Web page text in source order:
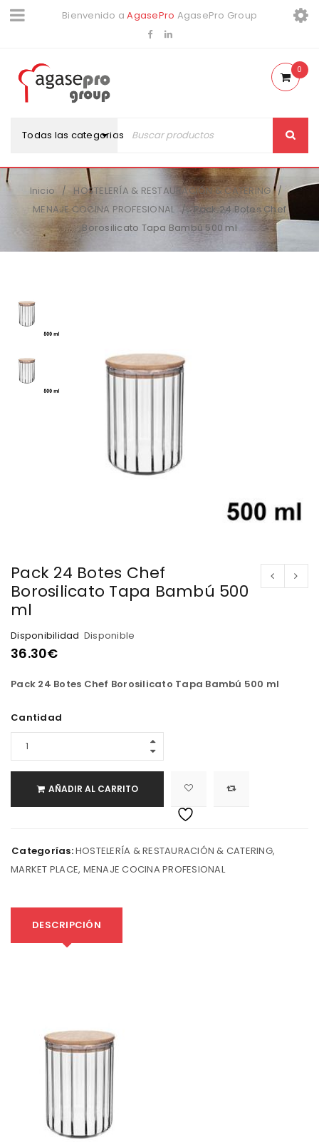
Bienvenido aAgasePro AgasePro Group
Todas las categorias
0
Inicio / HOSTELERÍA & RESTAURACIÓN & CATERING /
MENAJE COCINA PROFESIONAL /
Pack 24 Botes Chef
Borosilicato Tapa Bambú 500 ml
Pack 24 Botes Chef
Borosilicato Tapa Bambú 500
ml
Disponibilidad Disponible
36.30€
Pack 24 Botes Chef Borosilicato Tapa Bambú 500 ml
Cantidad
AÑADIR AL CARRITO
Categorías:HOSTELERÍA & RESTAURACIÓN & CATERING,
MARKET PLACE, MENAJE COCINA PROFESIONAL
DESCRIPCIÓN